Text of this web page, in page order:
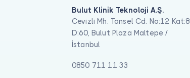
Bulut Klinik Teknoloji A.Ş.
Cevizli Mh. Tansel Cd. No:12 Kat:8
D:60, Bulut Plaza Maltepe /
İstanbul
0850 711 11 33